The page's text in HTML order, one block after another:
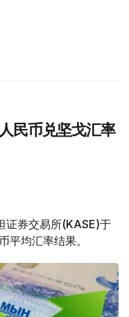
民币兑坚戈汇率
证券交易所(KASE)于
平均汇率结果。